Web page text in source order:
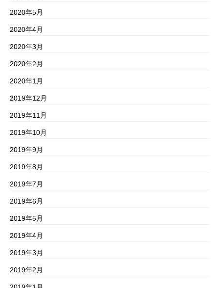
2020年5月
2020年4月
2020年3月
2020年2月
2020年1月
2019年12月
2019年11月
2019年10月
2019年9月
2019年8月
2019年7月
2019年6月
2019年5月
2019年4月
2019年3月
2019年2月